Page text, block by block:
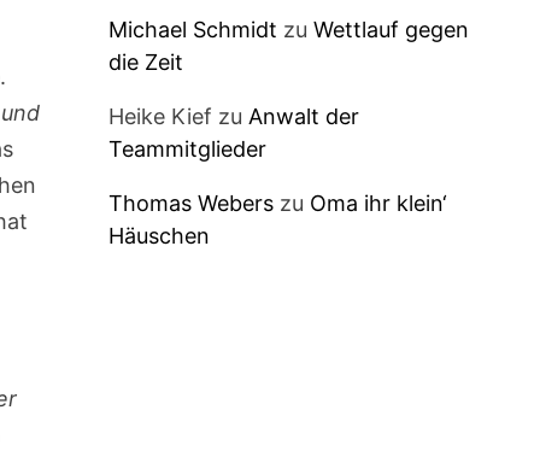
Michael Schmidt zu Wettlauf gegen
die Zeit
Heike Kief zu Anwalt der
Teammitglieder
Thomas Weberszu Oma ihr klein‘
Häuschen